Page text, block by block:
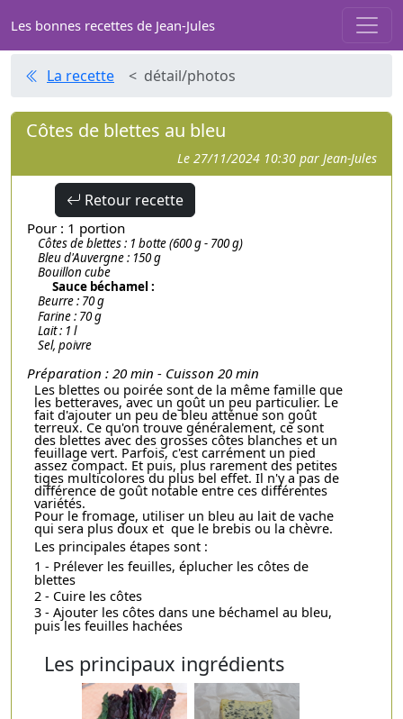
Les bonnes recettes de Jean-Jules
La recette < détail/photos
Côtes de blettes au bleu
Le 27/11/2024 10:30 par Jean-Jules
Retour recette
Pour : 1 portion
Côtes de blettes : 1 botte (600 g - 700 g)
Bleu d'Auvergne : 150 g
Bouillon cube
Sauce béchamel :
Beurre : 70 g
Farine : 70 g
Lait : 1 l
Sel, poivre
Préparation : 20 min - Cuisson 20 min
Les blettes ou poirée sont de la même famille que
les betteraves, avec un goût un peu particulier. Le
fait d'ajouter un peu de bleu atténue son goût
terreux. Ce qu'on trouve généralement, ce sont
des blettes avec des grosses côtes blanches et un
feuillage vert. Parfois, c'est carrément un pied
assez compact. Et puis, plus rarement des petites
tiges multicolores du plus bel effet. Il n'y a pas de
différence de goût notable entre ces différentes
variétés.
Pour le fromage, utiliser un bleu au lait de vache
qui sera plus doux et que le brebis ou la chèvre.
Les principales étapes sont :
1 - Prélever les feuilles, éplucher les côtes de
blettes
2 - Cuire les côtes
3 - Ajouter les côtes dans une béchamel au bleu,
puis les feuilles hachées
Les principaux ingrédients